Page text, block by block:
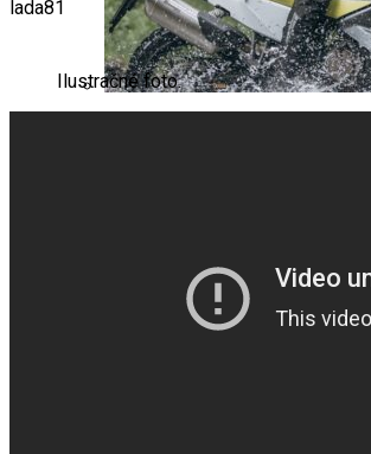
Ducati SUPERMONO – Legendárny
lada81
Ilustračné foto.